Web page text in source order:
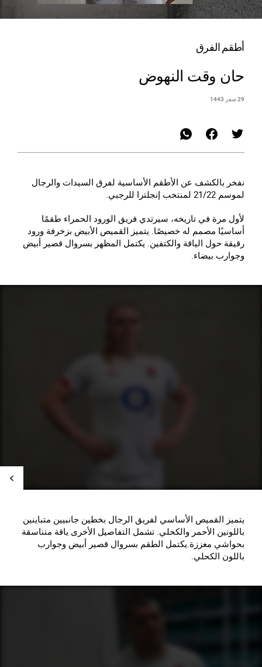
أطقم الفرق
حان وقت النهوض
29 صفر 1443
نفخر بالكشف عن الأطقم الأساسية لفرق السيدات والرجال
لموسم 21/22 لمنتخب إنجلترا للرجبي.
لأول مرة في تاريخه، سيرتدي فريق الورود الحمراء طقمًا
أساسيًا مصمم له خصيصًا. يتميز القميص الأبيض بزخرفة ورود
رقيقة حول الياقة والكتفين. يكتمل المظهر بسروال قصير أبيض
وجوارب بيضاء.
يتميز القميص الأساسي لفريق الرجال بخطين جانبيين متباينين
باللونين الأحمر والكحلي. تشمل التفاصيل الأخرى ياقة متناسقة
بحواشي معززة.يكتمل الطقم بسروال قصير أبيض وجوارب
باللون الكحلي.